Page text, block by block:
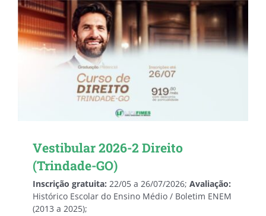
Vestibular 2026-2 Direito
(Trindade-GO)
Inscrição gratuita: 22/05 a 26/07/2026; Avaliação:
Histórico Escolar do Ensino Médio / Boletim ENEM
(2013 a 2025);